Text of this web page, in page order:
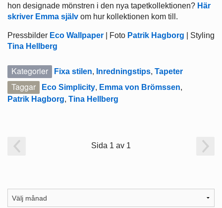
hon designade mönstren i den nya tapetkollektionen? Här
skriver Emma själv om hur kollektionen kom till.
Pressbilder Eco Wallpaper | Foto Patrik Hagborg
| Styling
Tina Hellberg
Kategorier Fixa stilen, Inredningstips, Tapeter
Taggar Eco Simplicity, Emma von Brömssen,
Patrik Hagborg, Tina Hellberg
Sida 1 av 1